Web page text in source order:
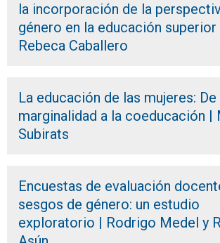
la incorporación de la
género en la educación superior
Rebeca Caballero
La educación de las mujeres: De
marginalidad a la coeducación |
Subirats
Encuestas de evaluación
sesgos de género: un estudio
exploratorio | Rodrigo Medel y